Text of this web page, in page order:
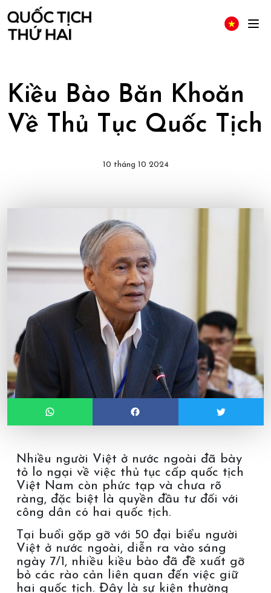
Kiều Bào Băn Khoăn
Về Thủ Tục Quốc Tịch
10 tháng 10 2024
Nhiều người Việt ở nước ngoài đã bày
tỏ lo ngại về việc thủ tục cấp quốc tịch
Việt Nam còn phức tạp và chưa rõ
ràng, đặc biệt là quyền đầu tư đối với
công dân có hai quốc tịch.
Tại buổi gặp gỡ với 50 đại biểu người
Việt ở nước ngoài, diễn ra vào sáng
ngày 7/1, nhiều kiều bào đã đề xuất gỡ
bỏ các rào cản liên quan đến việc giữ
hai quốc tịch. Đây là sự kiện thường